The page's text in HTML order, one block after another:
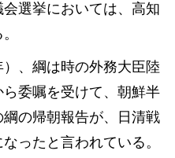
選挙においては、高知
、綱は時の外務大臣陸
委嘱を受けて、朝鮮半
の帰朝報告が、日清戦
ったと言われている。